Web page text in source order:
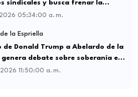
sindicales y busca frenar la
laboral ilegal
05:34:00 a. m.
la Espriella
de Donald Trump a Abelardo de la
genera debate sobre soberanía e
internacional
11:50:00 a. m.